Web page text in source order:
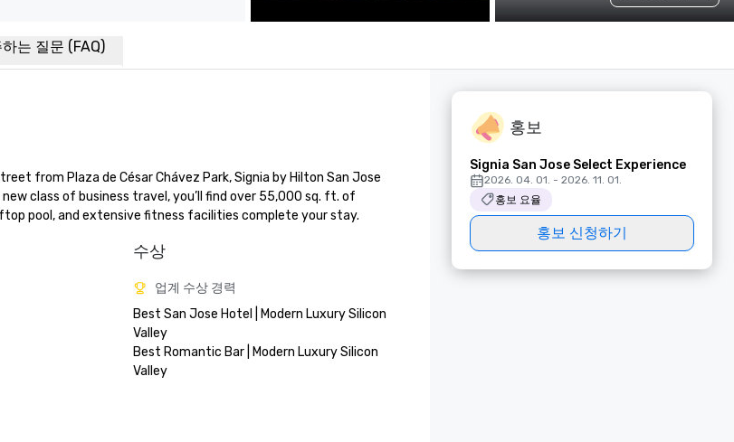
는 질문 (FAQ)
from Plaza de César Chávez Park, Signia by Hilton San Jose
class of business travel, you’ll find over 55,000 sq. ft. of
pool, and extensive fitness facilities complete your stay.
수상
업계 수상 경력
Best San Jose Hotel | Modern Luxury Silicon
Valley
Best Romantic Bar | Modern Luxury Silicon
홍보
Signia San Jose Select Experience
2026. 04. 01. - 2026. 11. 01.
홍보 요율
홍보 신청하기